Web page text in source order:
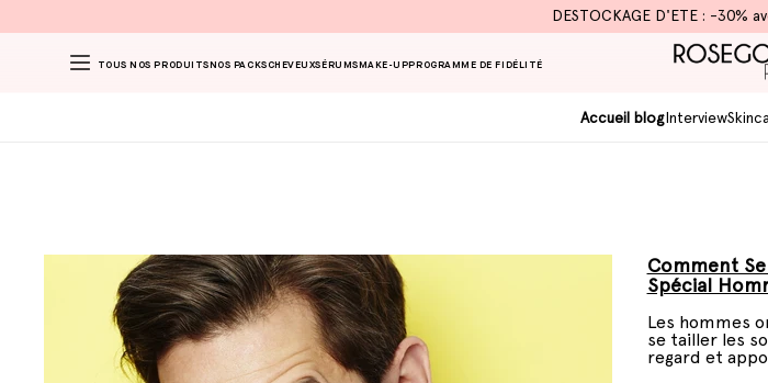
DESTOCKAGE D'ETE : -30%
TOUS NOS PRODUITSNOS PACKSCHEVEUXSÉRUMSMAKE-UPPROGRAMME DE FIDÉLITÉ
Accueil blogInterview
Comment
Spécial
Les hommes
se tailler les
regard et